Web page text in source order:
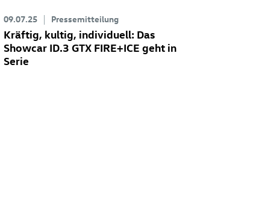
09.07.25 Pressemitteilung
Kräftig, kultig, individuell: Das
Showcar ID.3 GTXFIRE+ICE geht in
Serie